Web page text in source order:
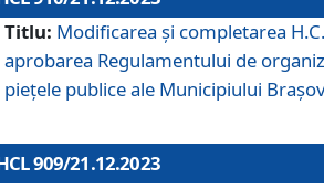
Titlu: Modificarea și completarea
aprobarea Regulamentului de
piețele publice ale Municipiului
909/21.12.2023